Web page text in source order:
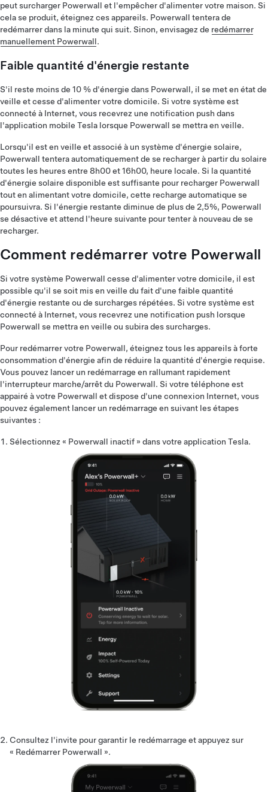
peut surcharger Powerwall et l'empêcher d'alimenter votre maison. Si
cela se produit, éteignez ces appareils. Powerwall tentera de
redémarrer dans la minute qui suit. Sinon, envisagez de redémarrer
manuellement Powerwall.
Faible quantité d'énergie restante
S'il reste moins de 10 % d'énergie dans Powerwall, il se met en état de
veille et cesse d'alimenter votre domicile. Si votre système est
connecté à Internet, vous recevrez une notification push dans
l'application mobile Tesla lorsque Powerwall se mettra en veille.
Lorsqu'il est en veille et associé à un système d'énergie solaire,
Powerwall tentera automatiquement de se recharger à partir du solaire
toutes les heures entre 8h00 et 16h00, heure locale. Si la quantité
d'énergie solaire disponible est suffisante pour recharger Powerwall
tout en alimentant votre domicile, cette recharge automatique se
poursuivra. Si l'énergie restante diminue de plus de 2,5%, Powerwall
se désactive et attend l'heure suivante pour tenter à nouveau de se
recharger.
Comment redémarrer votre Powerwall
Si votre système Powerwall cesse d'alimenter votre domicile, il est
possible qu'il se soit mis en veille du fait d'une faible quantité
d'énergie restante ou de surcharges répétées. Si votre système est
connecté à Internet, vous recevrez une notification push lorsque
Powerwall se mettra en veille ou subira des surcharges.
Pour redémarrer votre Powerwall, éteignez tous les appareils à forte
consommation d'énergie afin de réduire la quantité d'énergie requise.
Vous pouvez lancer un redémarrage en rallumant rapidement
l'interrupteur marche/arrêt du Powerwall. Si votre téléphone est
appairé à votre Powerwall et dispose d'une connexion Internet, vous
pouvez également lancer un redémarrage en suivant les étapes
suivantes :
Sélectionnez « Powerwall inactif » dans votre application Tesla.
Consultez l'invite pour garantir le redémarrage et appuyez sur
« Redémarrer Powerwall ».